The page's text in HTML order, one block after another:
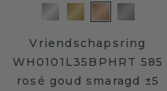
Vriendschapsring
WH0101L35BPHRT 585
rosé goud smaragd ±5